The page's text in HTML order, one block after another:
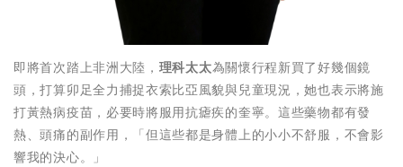
即將首次踏上非洲大陸， 理科太太為關懷行程新買了好幾個鏡
頭，打算卯足全力捕捉衣索比亞風貌與兒童現況，她也表示將施
打黃熱病疫苗，必要時將服用抗瘧疾的奎寧。這些藥物都有發
熱、頭痛的副作用，「但這些都是身體上的小小不舒服，不會影
響我的決心。」